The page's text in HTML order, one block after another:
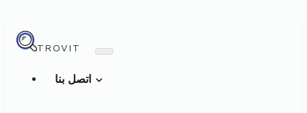
TROVIT